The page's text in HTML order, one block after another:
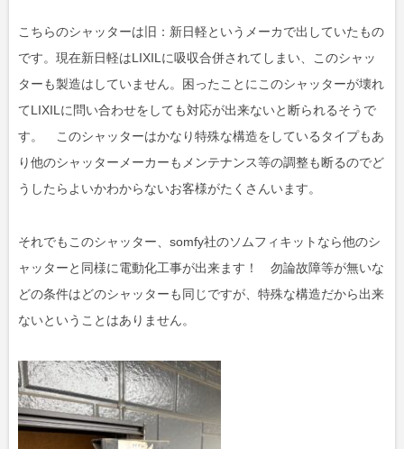
こちらのシャッターは旧：新日軽というメーカで出していたもの
です。現在新日軽はLIXILに吸収合併されてしまい、このシャッ
ターも製造はしていません。困ったことにこのシャッターが壊れ
てLIXILに問い合わせをしても対応が出来ないと断られるそうで
す。 このシャッターはかなり特殊な構造をしているタイプもあ
り他のシャッターメーカーもメンテナンス等の調整も断るのでど
うしたらよいかわからないお客様がたくさんいます。
それでもこのシャッター、somfy社のソムフィキットなら他のシ
ャッターと同様に電動化工事が出来ます！ 勿論故障等が無いな
どの条件はどのシャッターも同じですが、特殊な構造だから出来
ないということはありません。